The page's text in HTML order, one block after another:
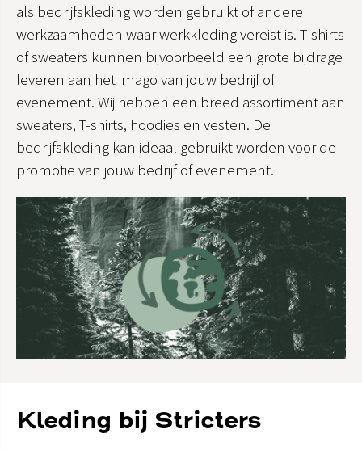
als bedrijfskleding worden gebruikt of andere
werkzaamheden waar werkkleding vereist is. T-shirts
of sweaters kunnen bijvoorbeeld een grote bijdrage
leveren aan het imago van jouw bedrijf of
evenement. Wij hebben een breed assortiment aan
sweaters, T-shirts, hoodies en vesten. De
bedrijfskleding kan ideaal gebruikt worden voor de
promotie van jouw bedrijf of evenement.
Kleding bij Stricters